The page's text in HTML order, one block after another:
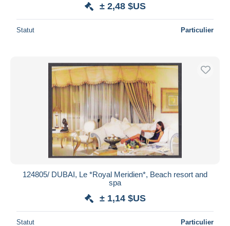
± 2,48 $US
Statut Particulier
124805/ DUBAI, Le *Royal Meridien*, Beach resort and
spa
± 1,14 $US
Statut Particulier